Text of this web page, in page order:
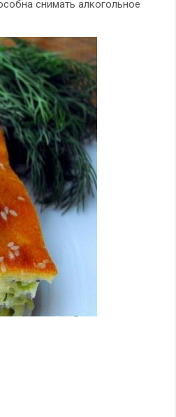
снимать алкогольное